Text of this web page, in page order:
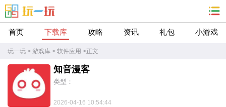
首页 下载库 攻略 资讯 礼包 小游戏
玩一玩 > 游戏库 > 软件应用 >正文
知音漫客
类型：
2026-04-16 10:54:44